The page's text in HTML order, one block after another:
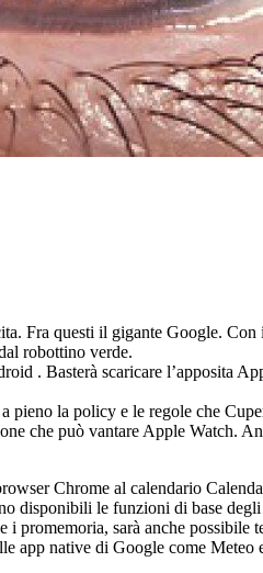
Fra questi il gigante Google.
robottino verde.
. Basterà scaricare l’apposita
la policy e le regole che
che può vantare Apple Watch.
Chrome al calendario
disponibili le funzioni di base
promemoria, sarà anche
app native di Google come Meteo